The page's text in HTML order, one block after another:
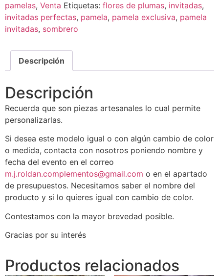
pamelas, Venta Etiquetas: flores de plumas, invitadas,
invitadas perfectas, pamela, pamela exclusiva, pamela
invitadas, sombrero
Descripción
Descripción
Recuerda que son piezas artesanales lo cual permite
personalizarlas.
Si desea este modelo igual o con algún cambio de color
o medida, contacta con nosotros poniendo nombre y
fecha del evento en el correo
m.j.roldan.complementos@gmail.com o en el apartado
de presupuestos. Necesitamos saber el nombre del
producto y si lo quieres igual con cambio de color.
Contestamos con la mayor brevedad posible.
Gracias por su interés
Productos relacionados